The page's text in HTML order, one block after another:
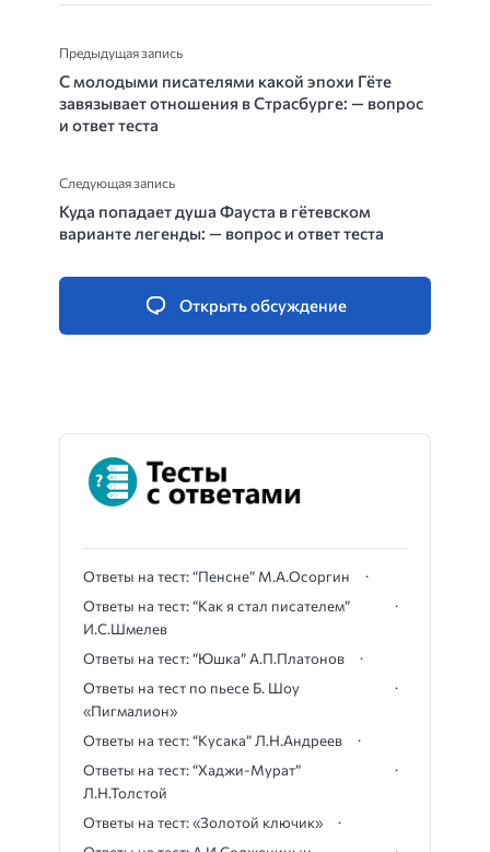
Предыдущая запись
С молодыми писателями какой эпохи Гёте
завязывает отношения в Страсбурге: — вопрос
и ответ теста
Следующая запись
Куда попадает душа Фауста в гётевском
варианте легенды: — вопрос и ответ теста
Открыть обсуждение
Ответы на тест: “Пенсне” М.А.Осоргин
Ответы на тест: “Как я стал писателем”
И.С.Шмелев
Ответы на тест: “Юшка” А.П.Платонов
Ответы на тест по пьесе Б. Шоу
«Пигмалион»
Ответы на тест: “Кусака” Л.Н.Андреев
Ответы на тест: “Хаджи-Мурат”
Л.Н.Толстой
Ответы на тест: «Золотой ключик»